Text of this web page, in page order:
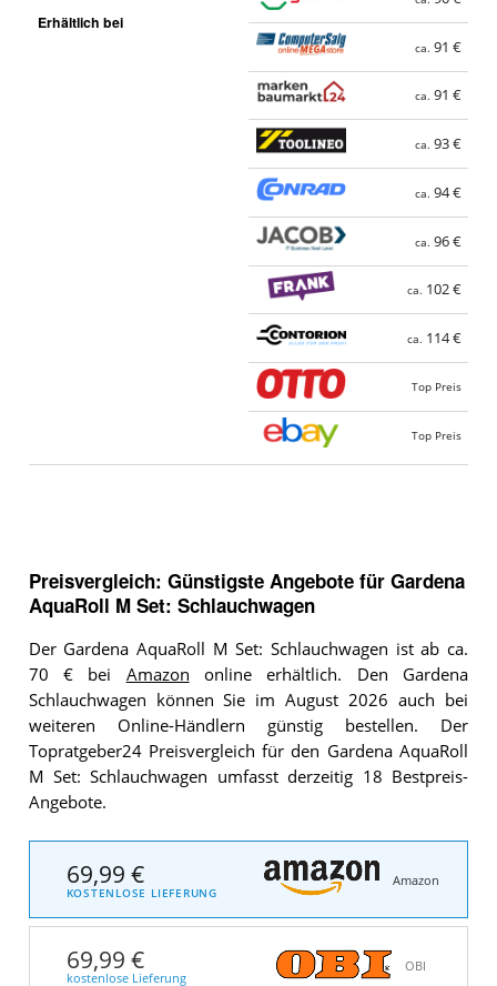
Erhältlich bei
ca. 91 €
ca. 91 €
ca. 93 €
ca. 94 €
ca. 96 €
ca. 102 €
ca. 114 €
Top Preis
Top Preis
Preisvergleich: Günstigste Angebote für Gardena
AquaRoll M Set: Schlauchwagen
Der Gardena AquaRoll M Set: Schlauchwagen ist ab ca.
70 € bei Amazon online erhältlich. Den Gardena
Schlauchwagen können Sie im August 2026 auch bei
weiteren Online-Händlern günstig bestellen. Der
Topratgeber24 Preisvergleich für den Gardena AquaRoll
M Set: Schlauchwagen umfasst derzeitig 18 Bestpreis-
Angebote.
69,99 €
KOSTENLOSE LIEFERUNG
Amazon
69,99 €
kostenlose Lieferung
OBI